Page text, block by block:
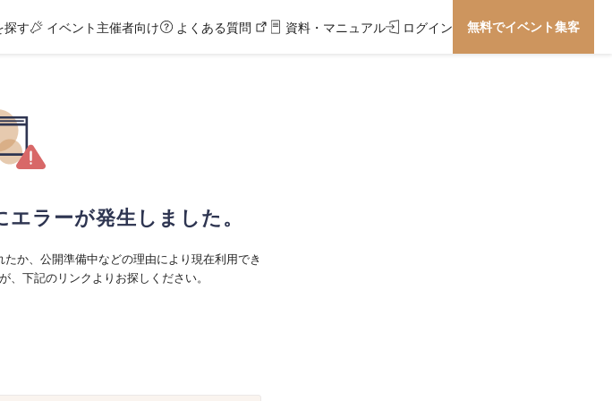
探す イベント主催者向け よくある質問 資料・マニュアル ログイン 無料でイベント集客
ラーが発生しました。
か、公開準備中などの理由により現在利用でき
、下記のリンクよりお探しください。